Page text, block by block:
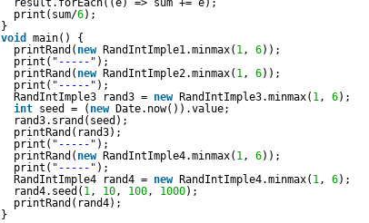
result.forEach((e) => sum += e);
print(sum/6);
}
void
main() {
printRand( new RandIntImple1.minmax( 1, 6));
print( "-----" );
printRand( new RandIntImple2.minmax( 1, 6));
print( "-----" );
RandIntImple3 rand3 = new RandIntImple3.minmax( 1, 6);
int seed = ( new
Date.now()).value;
rand3.srand(seed);
printRand(rand3);
print( "-----" );
printRand( new RandIntImple4.minmax( 1, 6));
print( "-----" );
RandIntImple4 rand4 = new RandIntImple4.minmax( 1, 6);
rand4.seed( 1, 10, 100, 1000);
printRand(rand4);
}